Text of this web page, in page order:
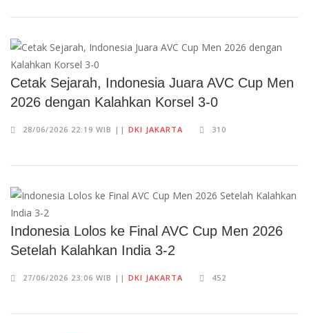
Cetak Sejarah, Indonesia Juara AVC Cup Men
2026 dengan Kalahkan Korsel 3-0
28/06/2026 22:19 WIB || DKI JAKARTA 310
Indonesia Lolos ke Final AVC Cup Men 2026
Setelah Kalahkan India 3-2
27/06/2026 23:06 WIB || DKI JAKARTA 452